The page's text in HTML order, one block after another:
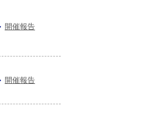
開催報告
開催報告